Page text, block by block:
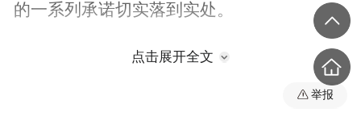
的一系列承诺切实落到实处。
王毅表示，双方要从具体事情做起，坚决阻
止“灰犀牛”，妥善处理“黑天鹅”，彻底搬掉
点击展开全文
举报